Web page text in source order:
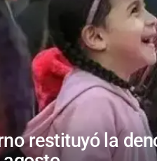
restituyó la